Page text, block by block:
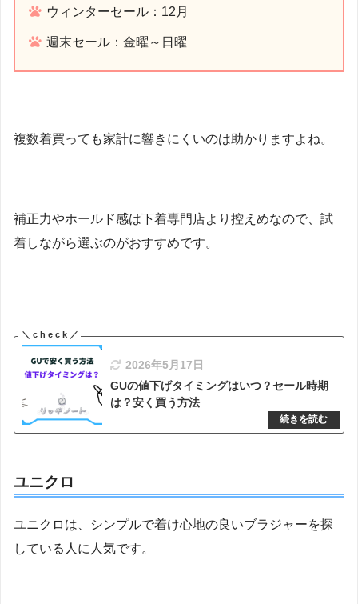
ウィンターセール：12月
週末セール：金曜～日曜
複数着買っても家計に響きにくいのは助かりますよね。
補正力やホールド感は下着専門店より控えめなので、試
着しながら選ぶのがおすすめです。
2026年5月17日
GUの値下げタイミングはいつ？セール時期
は？安く買う方法
ユニクロ
ユニクロは、シンプルで着け心地の良いブラジャーを探
している人に人気です。